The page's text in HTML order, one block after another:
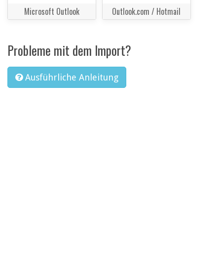
Microsoft Outlook Outlook.com / Hotmail
Probleme mit dem Import?
Ausführliche Anleitung